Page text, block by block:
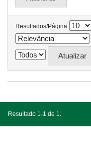
Resultados/Página
Resultado 1-1 de 1.